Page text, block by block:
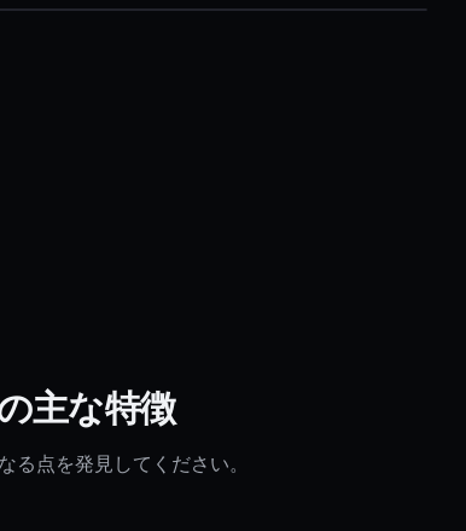
主な特徴
点を発見してください。